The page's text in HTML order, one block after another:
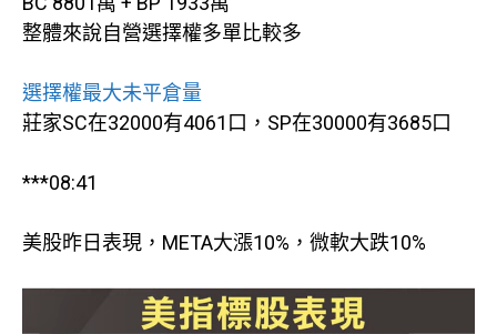
整體來說自營選擇權多單比較多
選擇權最大未平倉量
莊家SC在32000有4061口，SP在30000有3685口
***08:41
美股昨日表現，META大漲10%，微軟大跌10%